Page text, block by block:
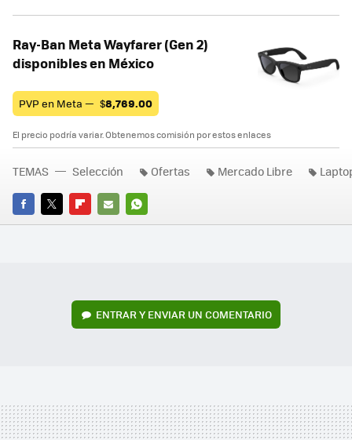
Ray-Ban Meta Wayfarer (Gen 2)
disponibles en México
PVP en Meta — $8,769.00
El precio podría variar. Obtenemos comisión por estos enlaces
FACEBOOK
TWITTERFLIPBOARD
E-
WHATSAPP
TEMAS Selección Ofertas Mercado Libre
ENTRAR Y ENVIAR UN COMENTARIO